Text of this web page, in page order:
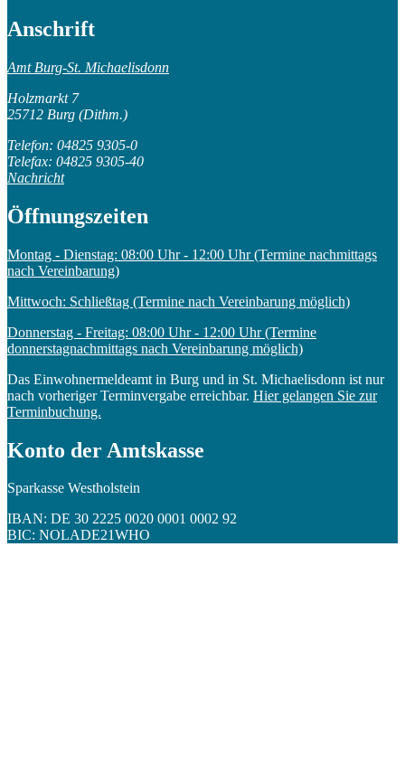
Anschrift
Amt Burg-St. Michaelisdonn
Holzmarkt 7
25712 Burg (Dithm.)
Telefon: 04825 9305-0
Telefax: 04825 9305-40
Nachricht
Öffnungszeiten
Montag - Dienstag: 08:00 Uhr - 12:00 Uhr (Termine nachmittags
nach Vereinbarung)
Mittwoch: Schließtag (Termine nach Vereinbarung möglich)
Donnerstag - Freitag: 08:00 Uhr - 12:00 Uhr (Termine
donnerstagnachmittags nach Vereinbarung möglich)
Das Einwohnermeldeamt in Burg und in St. Michaelisdonn ist nur
nach vorheriger Terminvergabe erreichbar. Hier gelangen Sie zur
Terminbuchung.
Konto der Amtskasse
Sparkasse Westholstein
IBAN: DE 30 2225 0020 0001 0002 92
BIC: NOLADE21WHO